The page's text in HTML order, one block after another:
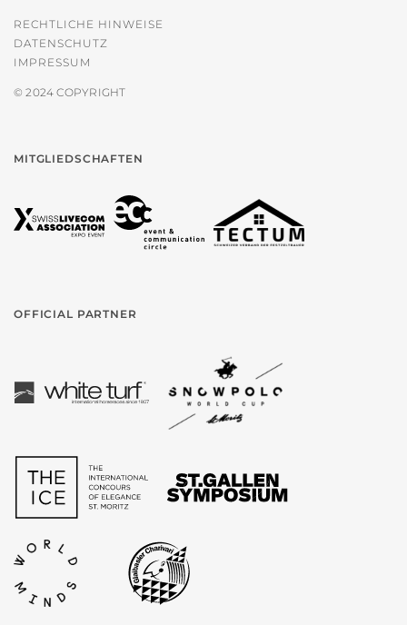
RECHTLICHE HINWEISE
DATENSCHUTZ
IMPRESSUM
© 2024 COPYRIGHT
MITGLIEDSCHAFTEN
OFFICIAL PARTNER